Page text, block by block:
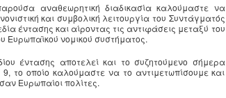
αναθεωρητική διαδικασία καλούμαστε να
και συμβολική λειτουργία του Συντάγματός
έντασης και αίροντας τις αντιφάσεις μεταξύ του
Ευρωπαϊκού νομικού συστήματος.
έντασης αποτελεί και το συζητούμενο σήμερα
το οποίο καλούμαστε να το αντιμετωπίσουμε και
Ευρωπαίοι πολίτες.